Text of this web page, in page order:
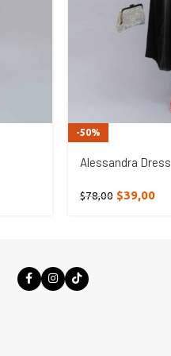
-50%
Alessandra Dress
$78,00 $39,00